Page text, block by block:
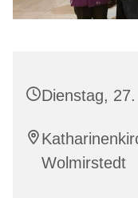
Dienstag,
Wolmirstedt